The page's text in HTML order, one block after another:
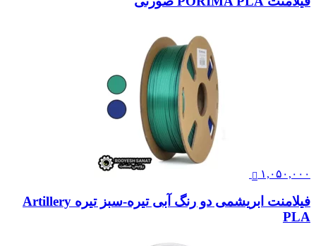
۱,۰۵۰,۰۰۰
فیلامنت ابریشمی دو رنگ آبی تیره-سبز تیره Artillery
PLA